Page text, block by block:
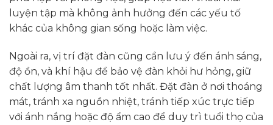
luyện tập mà không ảnh hưởng đến các yếu tố
khác của không gian sống hoặc làm việc.
Ngoài ra, vị trí đặt đàn cũng cần lưu ý đến ánh sáng,
độ ồn, và khí hậu để bảo vệ đàn khỏi hư hỏng, giữ
chất lượng âm thanh tốt nhất. Đặt đàn ở nơi thoáng
mát, tránh xa nguồn nhiệt, tránh tiếp xúc trực tiếp
với ánh nắng hoặc độ ẩm cao để duy trì tuổi thọ của